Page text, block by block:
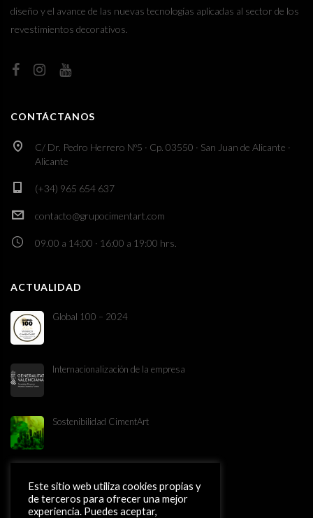
diseño y el avance de las nuevas tecnologías aplicadas al sector de los
revestimientos decorativos.
CONTÁCTANOS
C/ Dr. Pedro Herrero Nº5 · Cp. 03550 · San Juan de Alicante ·
Alicante
(+34) 965 654 637
contacto@grupocimentart.com
09.00 a 14:00 · 16:00 a 19:00 hrs.
ACTUALIDAD
Global 100 – 2024
Internacionalización de la empresa
Sostenibilidad CimentArt
PYME INNOVADORA
Este sitio web utiliza cookies propias y
de terceros para ofrecer una mejor
experiencia. Puedes aceptar,